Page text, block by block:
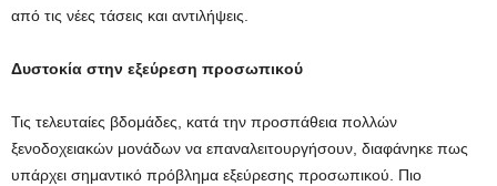
από τις νέες τάσεις και αντιλήψεις.
Δυστοκία στην εξεύρεση προσωπικού
Τις τελευταίες βδομάδες, κατά την προσπάθεια πολλών
ξενοδοχειακών μονάδων να επαναλειτουργήσουν, διαφάνηκε πως
υπάρχει σημαντικό πρόβλημα εξεύρεσης προσωπικού. Πιο